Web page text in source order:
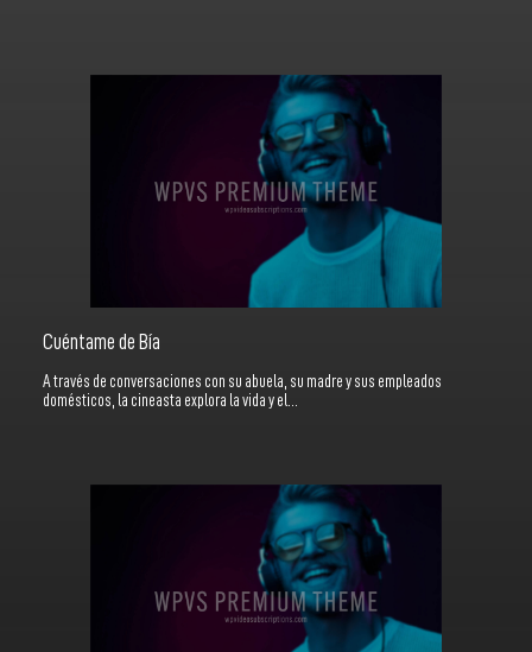
Cuéntame de Bía
A través de conversaciones con su abuela, su madre y sus empleados
domésticos, la cineasta explora la vida y el…